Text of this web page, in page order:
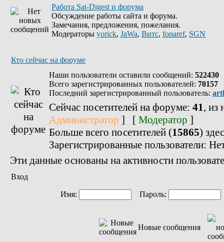
Работа Sat-Digest и форума
Обсуждение работы сайта и форума.
Замечания, предложения, пожелания.
Модераторы yorick, JaWa, Витс, fonaref, SGN
Кто сейчас на форуме
Наши пользователи оставили сообщений: 522430
Всего зарегистрированных пользователей: 70157
Последний зарегистрированный пользователь:
Сейчас посетителей на форуме: 41, из
Администратор ] [ Модератор ]
Больше всего посетителей (15865)
Зарегистрированные пользователи:
Эти данные основаны на активности
Вход
Имя: Пароль:
Новые сообщения